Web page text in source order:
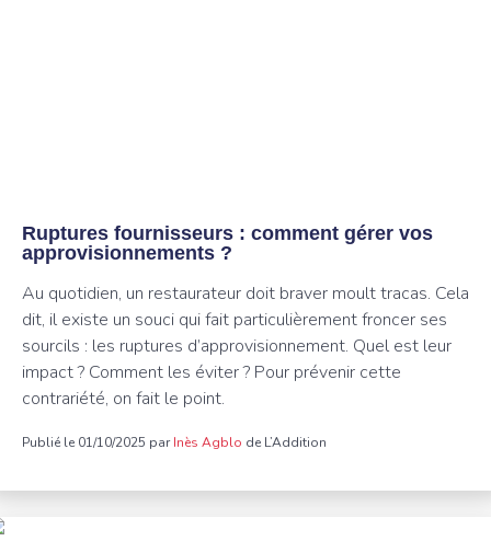
Ruptures fournisseurs : comment gérer vos
approvisionnements ?
Au quotidien, un restaurateur doit braver moult tracas. Cela
dit, il existe un souci qui fait particulièrement froncer ses
sourcils : les ruptures d’approvisionnement. Quel est leur
impact ? Comment les éviter ? Pour prévenir cette
contrariété, on fait le point.
Publié le 01/10/2025 parInès Agblo de L’Addition